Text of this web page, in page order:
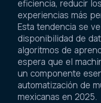
eficiencia, reducir
experiencias más
Esta tendencia se
disponibilidad de
algoritmos de
espera que el
un componente
automatización de
mexicanas en 2025.